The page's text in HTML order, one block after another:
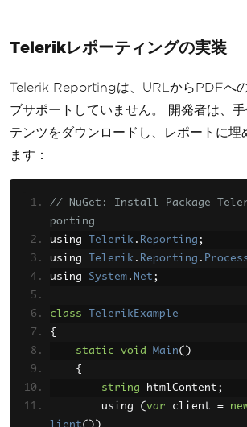
Telerikレポーティングの実装
Telerik Reportingは、URLからPDFへ
ブサポートしていません。 開発者は、
テンツをダウンロードし、レポートに埋
ます：
// NuGet: Install-Package
porting
using
Telerik . Reporting ;
using
Telerik . Reporting .
using System . Net ;
class
TelerikExample
{
static
void Main()
{
string htmlContent ;
        using
( var client =